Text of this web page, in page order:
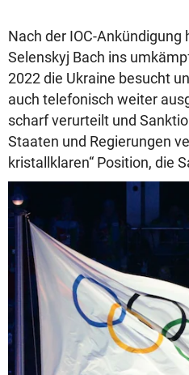
Nach der IOC-
Selenskyj Bach ins
2022 die Ukraine besucht
auch telefonisch weiter
scharf verurteilt und
Staaten und Regierungen
kristallklaren“ Position, die